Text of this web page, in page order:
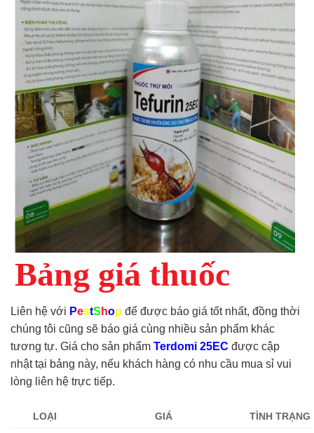
Bảng giá thuốc
Liên hệ với PestS hop để được báo giá tốt nhất, đồng thời
chúng tôi cũng sẽ báo giá cùng nhiều sản phẩm khác
tương tự. Giá cho sản phẩm Terdomi 25EC được cập
nhật tại bảng này, nếu khách hàng có nhu cầu mua sỉ vui
lòng liên hệ trực tiếp.
LOẠI GIÁ TÌNH TRẠNG